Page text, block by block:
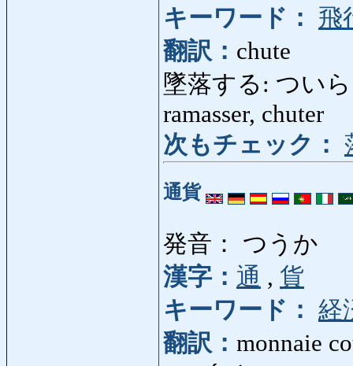
キーワード：
飛
翻訳： chute
墜落する: ついら
ramasser, chuter
次もチェック：
通貨
発音： つうか
漢字： 通 , 貨
キーワード： 経
翻訳： monnaie